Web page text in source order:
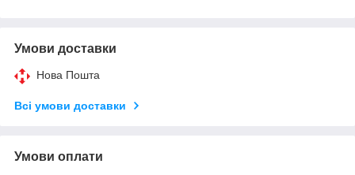
Умови доставки
Нова Пошта
Всі умови доставки
Умови оплати